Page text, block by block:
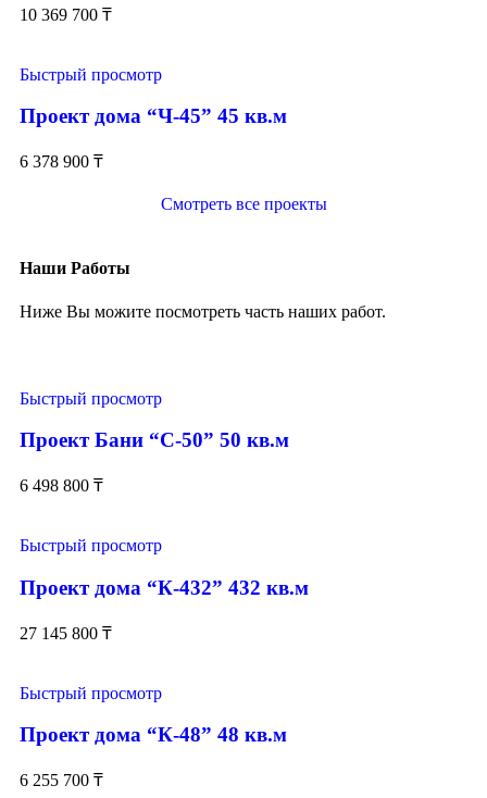
10 369 700 ₸
Быстрый просмотр
Проект дома “Ч-45” 45 кв.м
6 378 900 ₸
Смотреть все проекты
Наши Работы
Ниже Вы можите посмотреть часть наших работ.
Быстрый просмотр
Проект Бани “С-50” 50 кв.м
6 498 800 ₸
Быстрый просмотр
Проект дома “К-432” 432 кв.м
27 145 800 ₸
Быстрый просмотр
Проект дома “К-48” 48 кв.м
6 255 700 ₸